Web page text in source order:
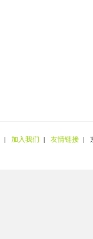
| 加入我们 | 友情链接 |